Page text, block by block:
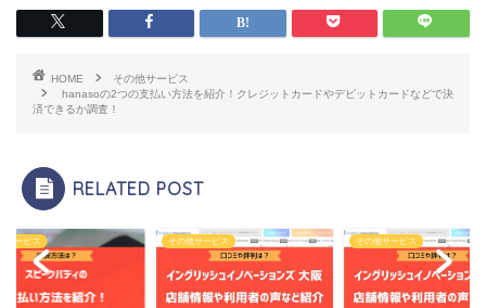
HOME
その他サービス
hanasoの2つの支払い方法を紹介！クレジットカードやデビットカードなどで決
済できるか調査！
RELATED POST
サービス その他サービス その他サービス